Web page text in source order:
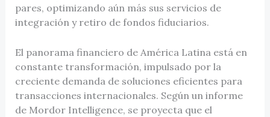
pares, optimizando aún más sus servicios de
integración y retiro de fondos fiduciarios.
El panorama financiero de América Latina está en
constante transformación, impulsado por la
creciente demanda de soluciones eficientes para
transacciones internacionales. Según un informe
de Mordor Intelligence, se proyecta que el